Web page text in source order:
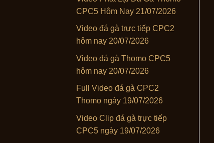
CPC5 Hôm Nay 21/07/2026
Video đá gà trực tiếp CPC2
hôm nay 20/07/2026
Video đá gà Thomo CPC5
hôm nay 20/07/2026
Full Video đá gà CPC2
Thomo ngày 19/07/2026
Video Clip đá gà trực tiếp
CPC5 ngày 19/07/2026